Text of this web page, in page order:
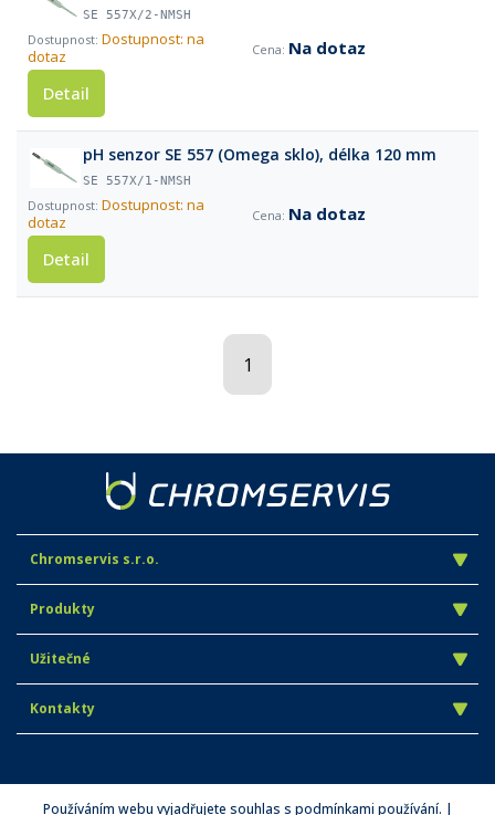
SE 557X/2-NMSH
Dostupnost: na
dotaz
Na dotaz
Detail
pH senzor SE 557 (Omega sklo), délka 120 mm
SE 557X/1-NMSH
Dostupnost: na
dotaz
Na dotaz
Detail
1
Chromservis s.r.o.
Produkty
Užitečné
Kontakty
Používáním webu vyjadřujete souhlas s podmínkami používání. |